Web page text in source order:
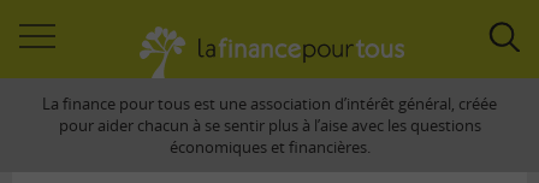
àLa finance pour tous est une association d’intérêt général, créée
pour aider chacun à se sentir plus à l’aise avec les questions
économiques et financières.